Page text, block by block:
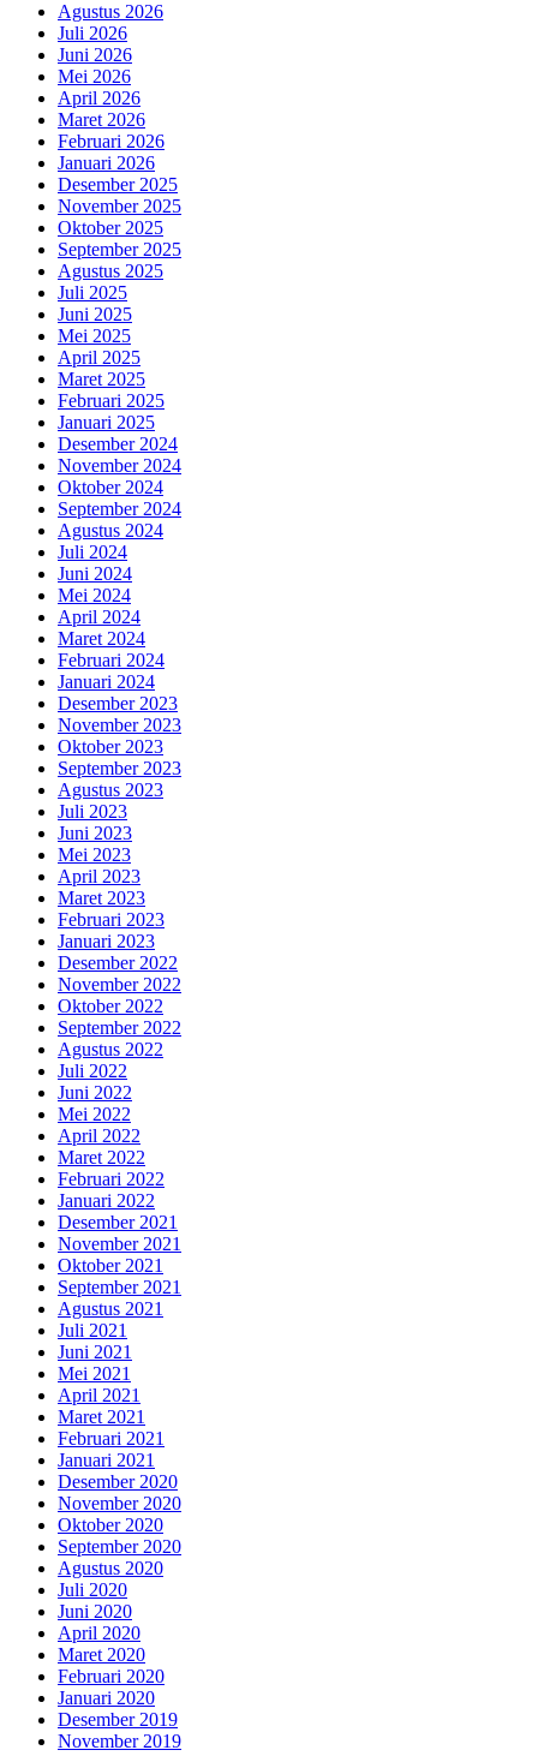
Agustus 2026
Juli 2026
Juni 2026
Mei 2026
April 2026
Maret 2026
Februari 2026
Januari 2026
Desember 2025
November 2025
Oktober 2025
September 2025
Agustus 2025
Juli 2025
Juni 2025
Mei 2025
April 2025
Maret 2025
Februari 2025
Januari 2025
Desember 2024
November 2024
Oktober 2024
September 2024
Agustus 2024
Juli 2024
Juni 2024
Mei 2024
April 2024
Maret 2024
Februari 2024
Januari 2024
Desember 2023
November 2023
Oktober 2023
September 2023
Agustus 2023
Juli 2023
Juni 2023
Mei 2023
April 2023
Maret 2023
Februari 2023
Januari 2023
Desember 2022
November 2022
Oktober 2022
September 2022
Agustus 2022
Juli 2022
Juni 2022
Mei 2022
April 2022
Maret 2022
Februari 2022
Januari 2022
Desember 2021
November 2021
Oktober 2021
September 2021
Agustus 2021
Juli 2021
Juni 2021
Mei 2021
April 2021
Maret 2021
Februari 2021
Januari 2021
Desember 2020
November 2020
Oktober 2020
September 2020
Agustus 2020
Juli 2020
Juni 2020
April 2020
Maret 2020
Februari 2020
Januari 2020
Desember 2019
November 2019